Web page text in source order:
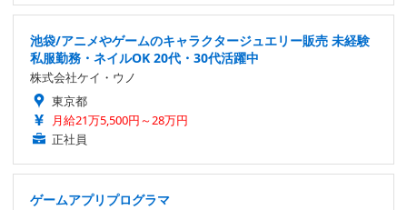
池袋/アニメやゲームのキャラクタージュエリー販売 未経験
私服勤務・ネイルOK 20代・30代活躍中
株式会社ケイ・ウノ
東京都
月給21万5,500円～28万円
正社員
ゲームアプリプログラマ